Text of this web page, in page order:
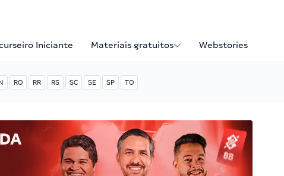
Iniciante Materiais gratuitos Webstories
RO RR RS SC SE SP TO